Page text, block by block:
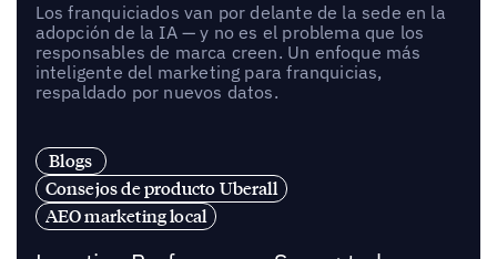
Los franquiciados van por delante de la sede en la
adopción de la IA — y no es el problema que los
responsables de marca creen. Un enfoque más
inteligente del marketing para franquicias,
respaldado por nuevos datos.
Blogs
Consejos de producto Uberall
AEO marketing local